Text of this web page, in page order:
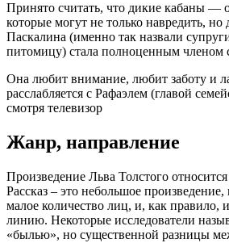
Принято считать, что дикие кабаны —
которые могут не только навредить,
Паскалина (именно так назвали
питомицу) стала полноценным членом
Она любит внимание, любит заботу и
расслабляется с Рафаэлем (главой
смотря телевизор
Жанр, направление
Произведение Льва Толстого
Рассказ – это небольшое
малое количество лиц, и, как
линию. Некоторые исследователи
«былью», но существенной разницы